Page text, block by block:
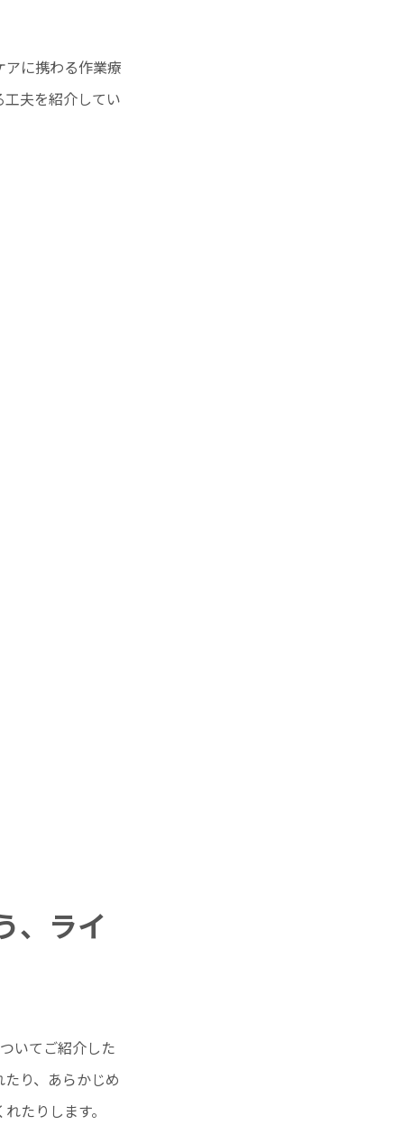
アに携わる作業療
夫を紹介してい
、ライ
いてご紹介した
り、あらかじめ
たりします。